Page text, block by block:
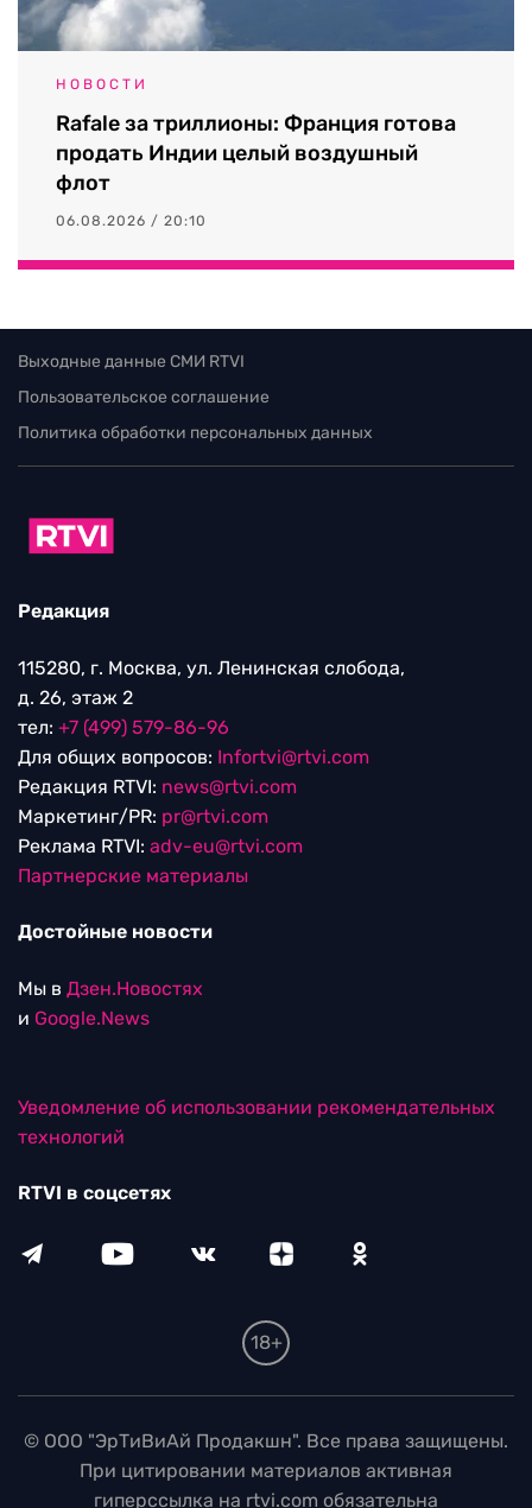
НОВОСТИ
Rafale за триллионы: Франция готова
продать Индии целый воздушный
флот
06.08.2026 / 20:10
Выходные данные СМИ RTVI
Пользовательское соглашение
Политика обработки персональных данных
Редакция
115280, г. Москва, ул. Ленинская слобода,
д. 26, этаж 2
тел: +7 (499) 579-86-96
Для общих вопросов: Infortvi@rtvi.com
Редакция RTVI: news@rtvi.com
Маркетинг/PR: pr@rtvi.com
Реклама RTVI: adv-eu@rtvi.com
Партнерские материалы
Достойные новости
Мы в Дзен.Новостях
и Google.News
Уведомление об использовании рекомендательных
технологий
RTVI в соцсетях
18+
© ООО "ЭрТиВиАй Продакшн". Все права защищены.
При цитировании материалов активная
гиперссылка на rtvi.com обязательна